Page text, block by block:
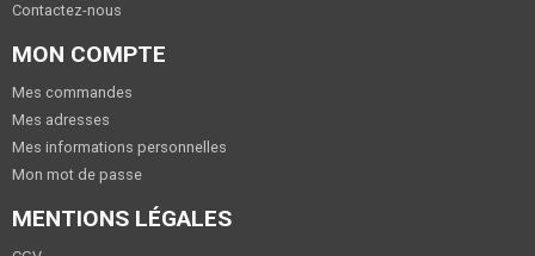
Contactez-nous
MON COMPTE
Mes commandes
Mes adresses
Mes informations personnelles
Mon mot de passe
MENTIONS LÉGALES